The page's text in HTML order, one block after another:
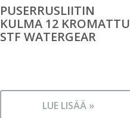
PUSERRUSLIITIN
KULMA 12 KROMATTU
STF WATERGEAR
LUE LISÄÄ »